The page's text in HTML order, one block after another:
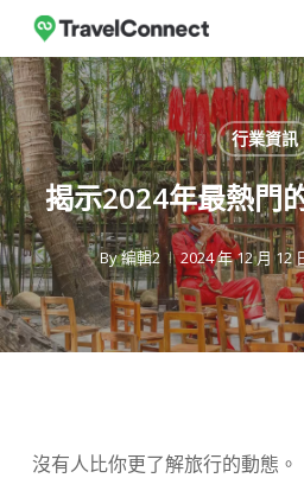
主
要
內
容
行業資訊
揭示2024年最熱門
By編輯2 2024 年 12 月 12
沒有人比你更了解旅行的動態。